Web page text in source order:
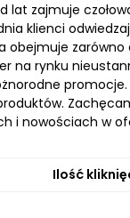
lat zajmuje
klienci
obejmuje
na rynku
i nowościach w
Ilość